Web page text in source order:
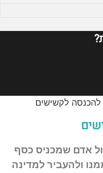
לקשישים
אדם שמכניס כסף
ולהעביר למדינה